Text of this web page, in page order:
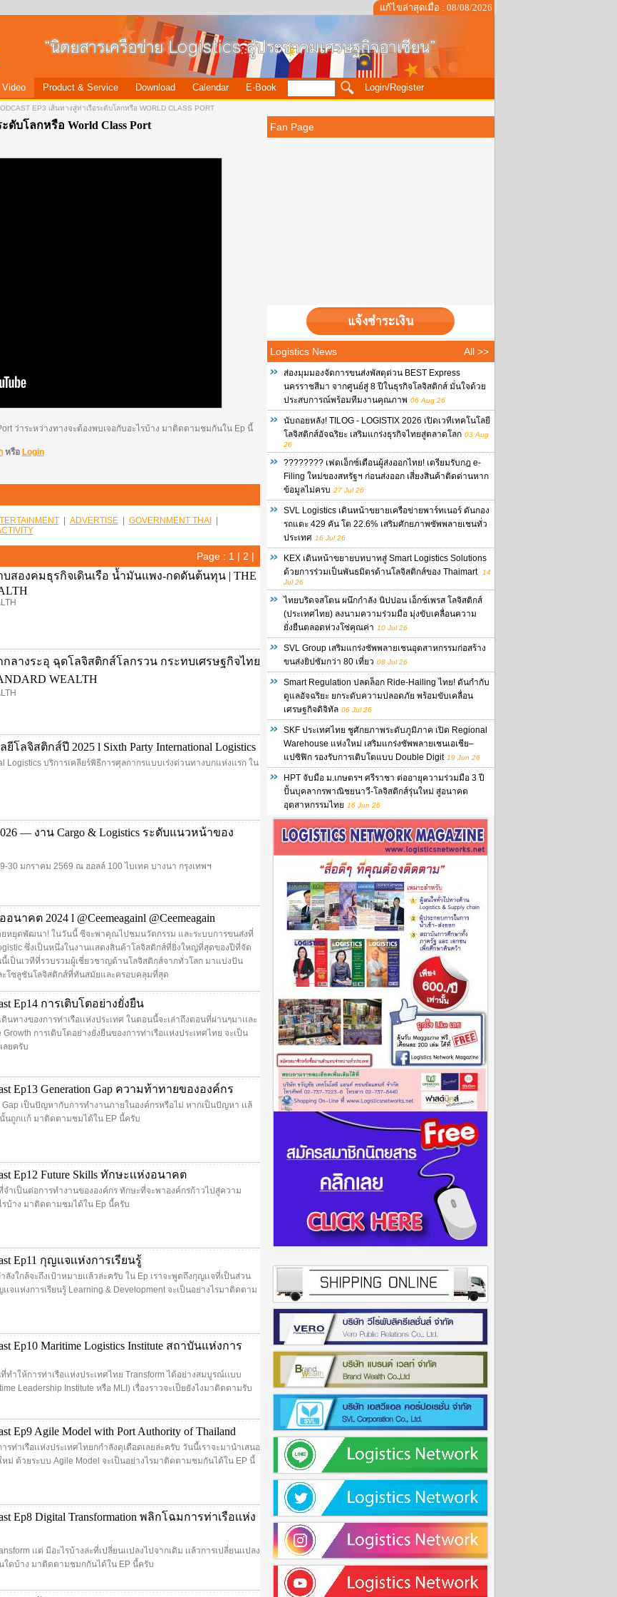
แก้ไขล่าสุดเมื่อ : 08/08/2026
Video Product & Service Download Calendar E-Book Login/Register
EP3 เส้นทางสู่ท่าเรือระดับโลกหรือ WORLD CLASS PORT
ดับโลกหรือ World Class Port
ว่าระหว่างทางจะต้องพบเจอกับอะไรบ้าง มาติดตามชมกันใน Ep นี้
หรือ Login
| ADVERTISE| GOVERNMENT THAI
Page : 1 | 2 |
บสองคมธุรกิจเดินเรือ น้ำมันแพง-กดดันต้นทุน | THE
ลางระอุ ฉุดโลจิสติกส์โลกรวน กระทบเศรษฐกิจไทย
WEALTH
โลจิสติกส์ปี 2025 l Sixth Party International Logistics
Logistics บริการเคลียร์พิธีการศุลกากรแบบเร่งด่วนทางบกแห่งแรก ใน
— งาน Cargo & Logistics ระดับแนวหน้าของ
30 มกราคม 2569 ณ ฮอลล์ 100 ไบเทค บางนา กรุงเทพฯ
นาคต 2024 l @Ceemeagainl @Ceemeagain
ยหยุดพัฒนา! ในวันนี้ ซีจะพาคุณไปชมนวัตกรรม และระบบการขนส่งที่
ซึ่งเป็นหนึ่งในงานแสดงสินค้าโลจิสติกส์ที่ยิ่งใหญ่ที่สุดของปีที่จัด
เป็นเวทีที่รวบรวมผู้เชี่ยวชาญด้านโลจิสติกส์จากทั่วโลก มาแบ่งปัน
ะโซลูชันโลจิสติกส์ที่ทันสมัยและครอบคลุมที่สุด
Ep14 การเติบโตอย่างยั่งยืน
นทางของการท่าเรือเเห่งประเทศ ในตอนนี้จะเล่าถึงตอนที่ผ่านๆมาเเละ
การเติบโตอย่างยั่งยืนของการท่าเรือเเห่งประเทศไทย จะเป็น
ลยครับ
Ep13 Generation Gap ความท้าทายขององค์กร
เป็นปัญหากับการทำงานภายในองค์กรหรือไม่ หากเป็นปัญหา เเล้
นถูกเเก้ มาติดตามชมได้ใน EP นี้ครับ
Ep12 Future Skills ทักษะเเห่งอนาคต
ำเป็นต่อการทำงานขององค์กร ทักษะที่จะพาองค์กรก้าวไปสู่ความ
รบ้าง มาติดตามชมได้ใน Ep นี้ครับ
Ep11 กุญเเจเเห่งการเรียนรู้
ลังใกล้จะถึงเป้าหมายเเล้วล่ะครับ ใน Ep เราจะพูดถึงกุญเเจที่เป็นส่วน
จเเห่งการเรียนรู้ Learning & Development จะเป็นอย่างไรมาติดตาม
Ep10 Maritime Logistics Institute สถาบันแห่งการ
ำให้การท่าเรือเเห่งประเทศไทย Transform ได้อย่างสมบูรณ์เเบบ
Leadership Institute หรือ MLI) เรื่องราวจะเป็ยยังไงมาติดตามรับ
Ep9 Agile Model with Port Authority of Thailand
รท่าเรือเเห่งประเทศไทยกกำลังดุเดือดเลยล่ะครับ วันนี้เราจะมานำเสนอ
หม่ ด้วยระบบ Agile Model จะเป็นอย่างไรมาติดตามชมกันได้ใน EP นี้
Ep8 Digital Transformation พลิกโฉมการท่าเรือเเห่ง
เเต่ มีอะไรบ้างล่ะที่เปลี่ยนเเปลงไปจากเดิม เเล้วการเปลี่ยนเเปลง
ใดบ้าง มาติดตามชมกกันได้ใน EP นี้ครับ
Fan Page
Logistics News All >>
ส่องมุมมองจัดการขนส่งพัสดุด่วน BEST Express
นครราชสีมา จากศูนย์สู่ 8 ปีในธุรกิจโลจิสติกส์ มั่นใจด้วย
ประสบการณ์พร้อมทีมงานคุณภาพ 06 Aug 26
นับถอยหลัง! TILOG - LOGISTIX 2026 เปิดเวทีเทคโนโลยี
โลจิสติกส์อัจฉริยะ เสริมแกร่งธุรกิจไทยสู่ตลาดโลก 03 Aug
26
???????? เฟดเอ็กซ์เตือนผู้ส่งออกไทย! เตรียมรับกฎ e-
Filing ใหม่ของสหรัฐฯ ก่อนส่งออก เสี่ยงสินค้าติดด่านหาก
ข้อมูลไม่ครบ 27 Jul 26
SVL Logistics เดินหน้าขยายเครือข่ายพาร์ทเนอร์ ดันกอง
รถแตะ 429 คัน โต 22.6% เสริมศักยภาพซัพพลายเชนทั่ว
ประเทศ 16 Jul 26
KEX เดินหน้าขยายบทบาทสู่ Smart Logistics Solutions
ด้วยการร่วมเป็นพันธมิตรด้านโลจิสติกส์ของ Thaimart
14
Jul 26
ไทยบริดจสโตน ผนึกกำลัง นิปปอน เอ็กซ์เพรส โลจิสติกส์
(ประเทศไทย) ลงนามความร่วมมือ มุ่งขับเคลื่อนความ
ยั่งยืนตลอดห่วงโซ่คุณค่า 10 Jul 26
SVL Group เสริมแกร่งซัพพลายเชนอุตสาหกรรมก่อสร้าง
ขนส่งยิปซัมกว่า 80 เที่ยว 08 Jul 26
Smart Regulation ปลดล็อก Ride-Hailing ไทย! ดันกำกับ
ดูแลอัจฉริยะ ยกระดับความปลอดภัย พร้อมขับเคลื่อน
เศรษฐกิจดิจิทัล 06 Jul 26
SKF ประเทศไทย ชูศักยภาพระดับภูมิภาค เปิด Regional
Warehouse แห่งใหม่ เสริมแกร่งซัพพลายเชนเอเชีย–
แปซิฟิก รองรับการเติบโตแบบ Double Digit 19 Jun 26
HPT จับมือ ม.เกษตรฯ ศรีราชา ต่ออายุความร่วมมือ 3 ปี
ปั้นบุคลากรพาณิชยนาวี-โลจิสติกส์รุ่นใหม่ สู่อนาคต
อุตสาหกรรมไทย 16 Jun 26